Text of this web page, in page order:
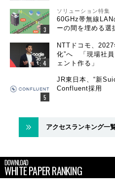
ソリューション特集
60GHz帯無線
ーの間を埋める選
NTTドコモ、
化”へ 「現場社員
ェント作る」
JR東日本、“新
Confluent採用
アクセスランキング一
DOWNLOAD
WHITE PAPER RANKING